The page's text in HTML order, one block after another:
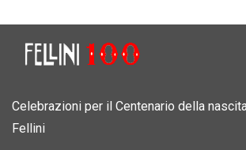
Celebrazioni per il Centenario della
Fellini